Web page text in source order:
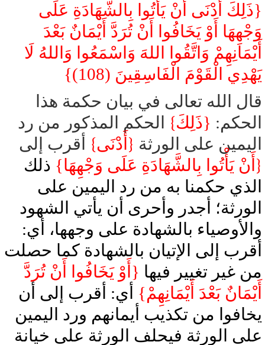
{ذَلِكَ أَدْنَى أَنْ يَأْتُوا بِالشَّهَادَةِ عَلَى
وَجْهِهَا أَوْ يَخَافُوا أَنْ تُرَدَّ أَيْمَانٌ بَعْدَ
أَيْمَانِهِمْ وَاتَّقُوا اللهَ وَاسْمَعُوا وَاللهُ لَا
يَهْدِي الْقَوْمَ الْفَاسِقِينَ (108)}
قال الله تعالى في بيان حكمة هذا
الحكم: {ذَلِكَ}
الحكم المذكور من رد
اليمين على الورثة { أَدْنَى} أقرب إلى
{ أَنْ يَأْتُوا بِالشَّهَادَةِ عَلَى وَجْهِهَا} ذلك
الذي حكمنا به من رد اليمين على
الورثة؛ أجدر وأحرى أن يأتي الشهود
والأوصياء بالشهادة على وجهها، أي:
أقرب إلى الإتيان بالشهادة كما حصلت
من غير تغيير فيها {أَوْ يَخَافُوا أَنْ تُرَدَّ
أَيْمَانٌ بَعْدَ أَيْمَانِهِمْ} أي: أقرب إلى أن
يخافوا من تكذيب أيمانهم ورد اليمين
على الورثة فيحلف الورثة على خيانة